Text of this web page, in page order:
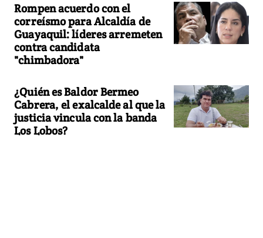
Rompen acuerdo con el
correísmo para Alcaldía de
Guayaquil: líderes arremeten
contra candidata
"chimbadora"
¿Quién es Baldor Bermeo
Cabrera, el exalcalde al que la
justicia vincula con la banda
Los Lobos?